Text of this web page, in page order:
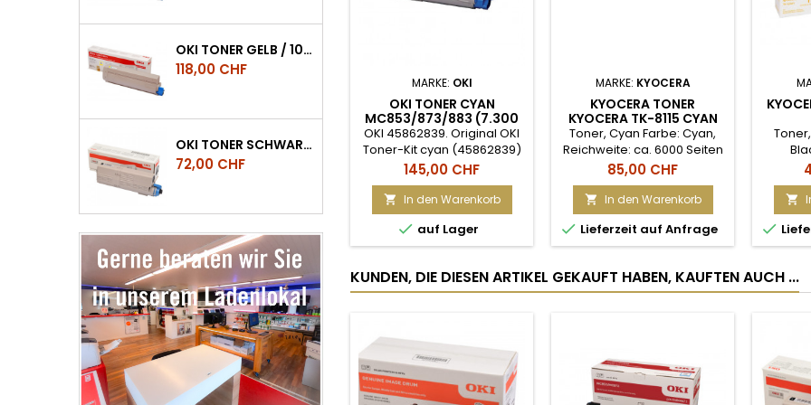
OKI TONER GELB / 10.000 SEITEN, ES8453, ES8473, ES8483 MFP
Preis
118,00 CHF
OKI TONER SCHWARZ ES5432/ES5473 CA. 7.000 SEITEN
Preis
72,00 CHF
MARKE: OKI
OKI TONER CYAN
MC853/873/883 (7.300
SEITEN)
OKI 45862839. Original OKI
Toner-Kit cyan (45862839)
Dieses Original OKI
Verbrauchsmaterial ist
passend für Geräte des
Herstellers OKI. Die Supplies
sind auf eine hohe
Druckleistung ausgelegt
mit einer starken
Beanspruchung.
Preis
145,00 CHF
 In den Warenkorb
 auf Lager
MARKE: KYOCERA
KYOCERA TONER
KYOCERA TK-8115 CYAN
(M8124/M8130)
Toner, Cyan Farbe: Cyan,
Reichweite: ca. 6000 Seiten
Preis
85,00 CHF
 In den Warenkorb
 Lieferzeit auf Anfrage
/

KUNDEN, DIE DIESEN ARTIKEL GEKAUFT HABEN, KAUFTEN AUCH ...